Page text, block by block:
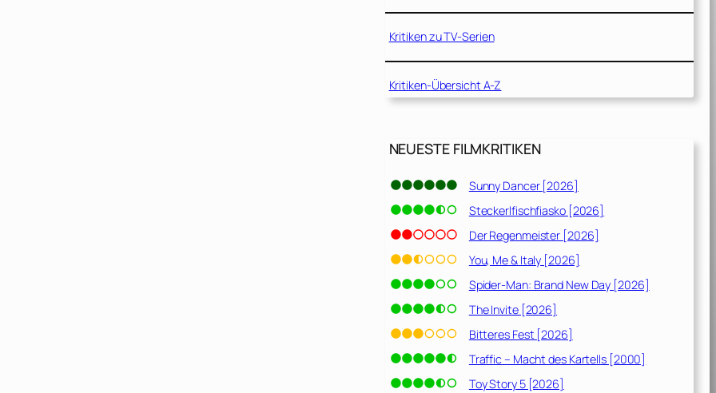
Kritiken zu TV-Serien
Kritiken-Übersicht A-Z
NEUESTE FILMKRITIKEN
Sunny Dancer [2026]
Steckerlfischfiasko [2026]
Der Regenmeister [2026]
You, Me & Italy [2026]
Spider-Man: Brand New Day [2026]
The Invite [2026]
Bitteres Fest [2026]
Traffic – Macht des Kartells [2000]
Toy Story 5 [2026]